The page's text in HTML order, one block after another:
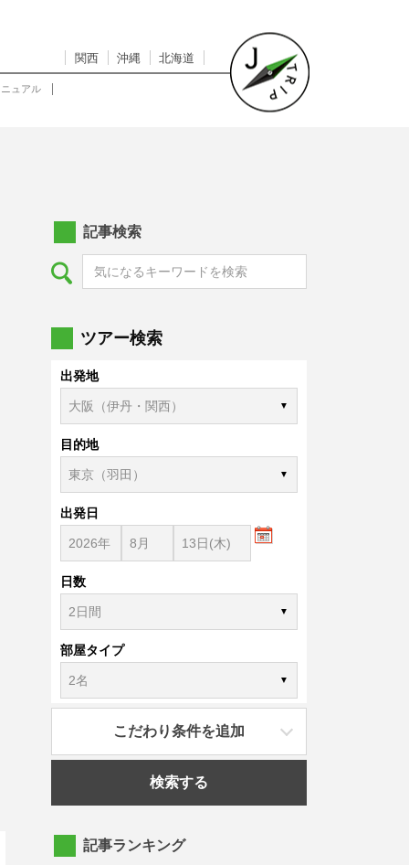
関西 沖縄 北海道
ュアル
記事検索
ツアー検索
出発地
目的地
出発日
日数
部屋タイプ
こだわり条件を追加
検索する
記事ランキング